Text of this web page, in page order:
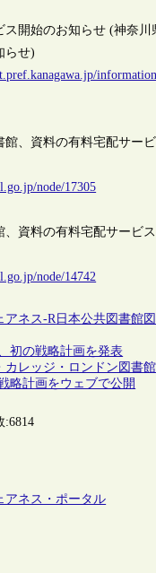
ス開始のお知らせ (神奈川
らせ)
館、資料の有料宅配サー
node/17305
、資料の有料宅配サービ
node/14742
アネス-R 日本公共図書館
初の戦略計画を発表
レッジ・ロンドン図書館
略計画をウェブで公開
:6814
アネス・ポータル